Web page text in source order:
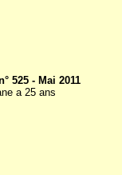
525 - Mai 2011
a 25 ans